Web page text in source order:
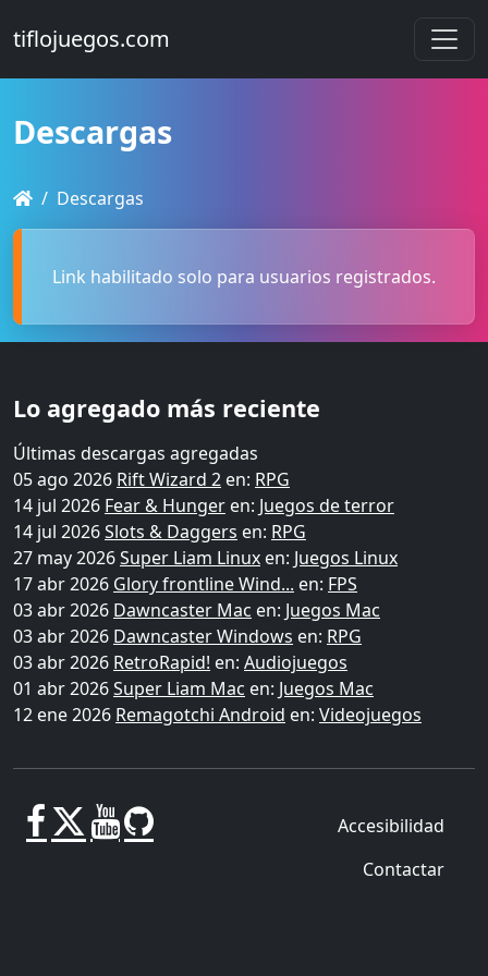
tiflojuegos.com
Descargas
Descargas
Link habilitado solo para usuarios registrados.
Lo agregado más reciente
Últimas descargas agregadas
05 ago 2026 Rift Wizard 2 en: RPG
14 jul 2026 Fear & Hunger en: Juegos de terror
14 jul 2026Slots & Daggers en: RPG
27 may 2026Super Liam Linux en: Juegos Linux
17 abr 2026 Glory frontline Wind... en: FPS
03 abr 2026 Dawncaster Mac en: Juegos Mac
03 abr 2026 Dawncaster Windows en: RPG
03 abr 2026 RetroRapid! en: Audiojuegos
01 abr 2026Super Liam Mac en: Juegos Mac
12 ene 2026 Remagotchi Android en: Videojuegos
Accesibilidad
Contactar